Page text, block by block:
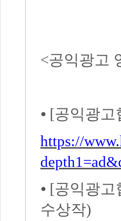
<공익광고
⦁ [공익광고
https://
⦁ [공익광고
수상작)